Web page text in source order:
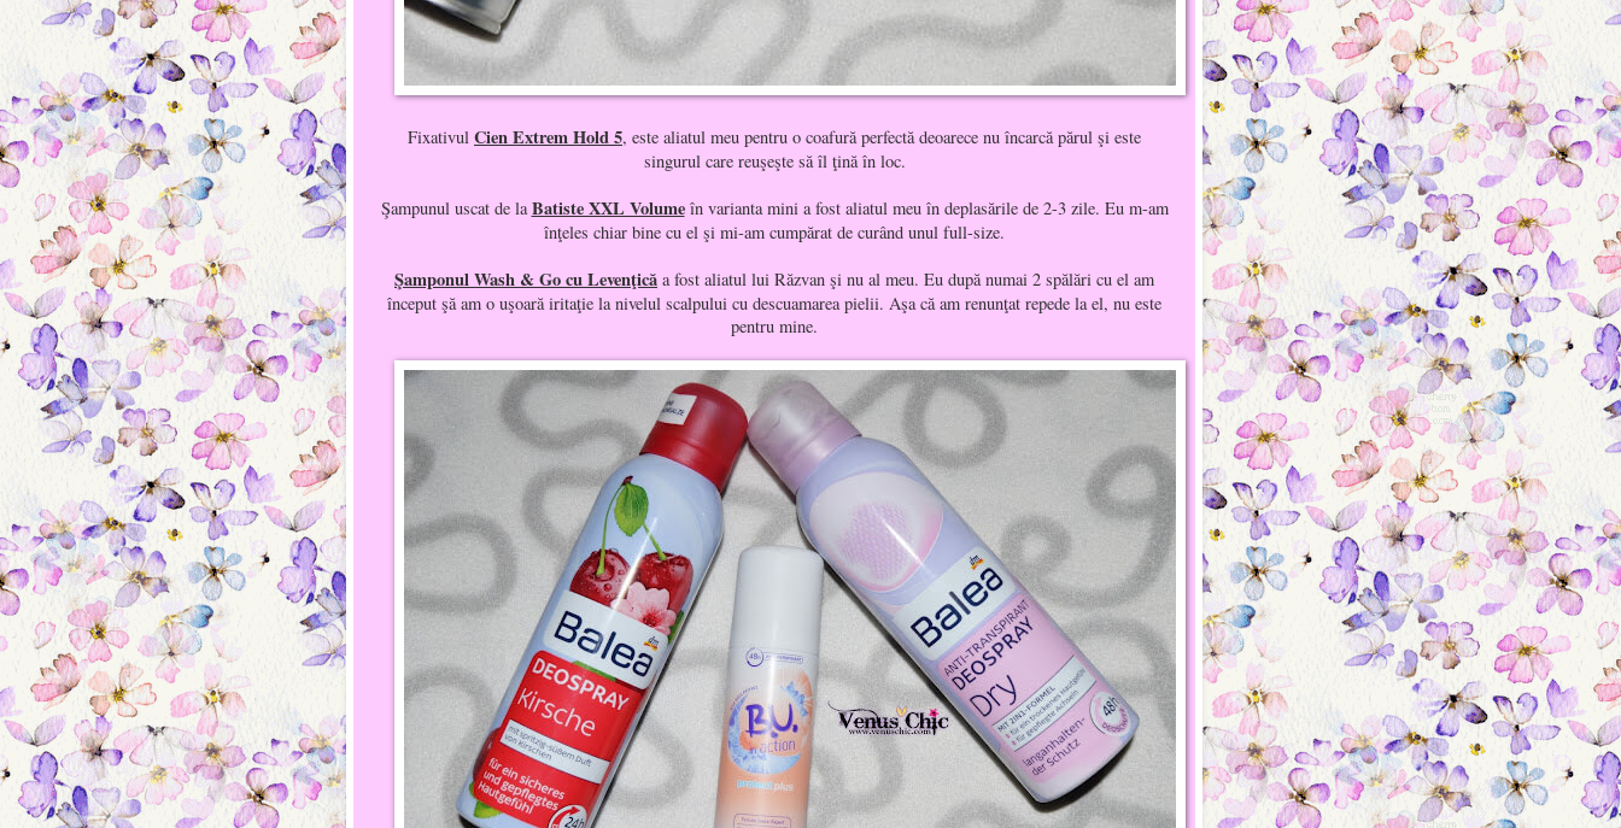
Fixativul Cien Extrem Hold 5, este aliatul meu pentru o coafură perfectă deoarece nu încarcă părul şi este
singurul care reuşeşte să îl ţină în loc.
Şampunul uscat de laBatiste XXL Volumeîn varianta mini a fost aliatul meu în deplasările de 2-3 zile. Eu m-am
înţeles chiar bine cu el şi mi-am cumpărat de curând unul full-size.
Şamponul Wash & Go cu Levenţică a fost aliatul lui Răzvan şi nu al meu. Eu după numai 2 spălări cu el am
început şă am o uşoară iritaţie la nivelul scalpului cu descuamarea pielii. Aşa că am renunţat repede la el, nu este
pentru mine.